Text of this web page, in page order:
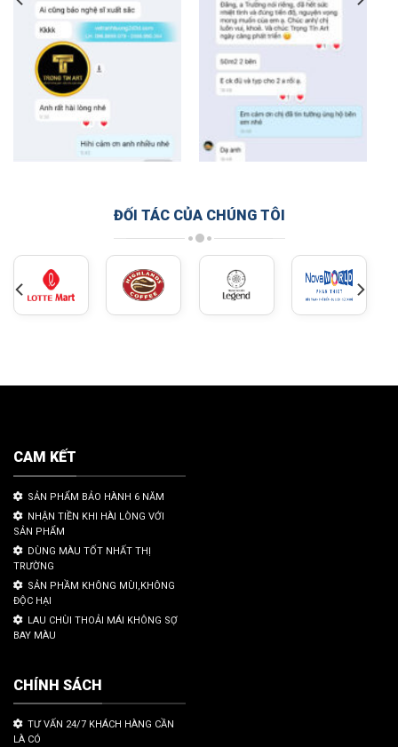
ĐỐI TÁC CỦA CHÚNG TÔI
CAM KẾT
SẢN PHẨM BẢO HÀNH 6 NĂM
NHẬN TIỀN KHI HÀI LÒNG VỚI
SẢN PHẨM
DÙNG MÀU TỐT NHẤT THỊ
TRƯỜNG
SẢN PHẦM KHÔNG MÙI,KHÔNG
ĐỘC HẠI
LAU CHÙI THOẢI MÁI KHÔNG SỢ
BAY MÀU
CHÍNH SÁCH
TƯ VẤN 24/7 KHÁCH HÀNG CẦN
LÀ CÓ